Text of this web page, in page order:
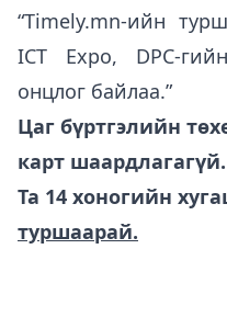
“Timely.mn-ийн
ICT Expo, DPC-
онцлог байлаа.”
Цаг бүртгэлийн
карт шаардлагагүй.
Та 14 хоногийн
туршаарай.